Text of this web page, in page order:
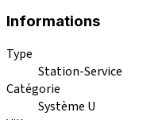
Informations
Type
Station-Service
Catégorie
Système U